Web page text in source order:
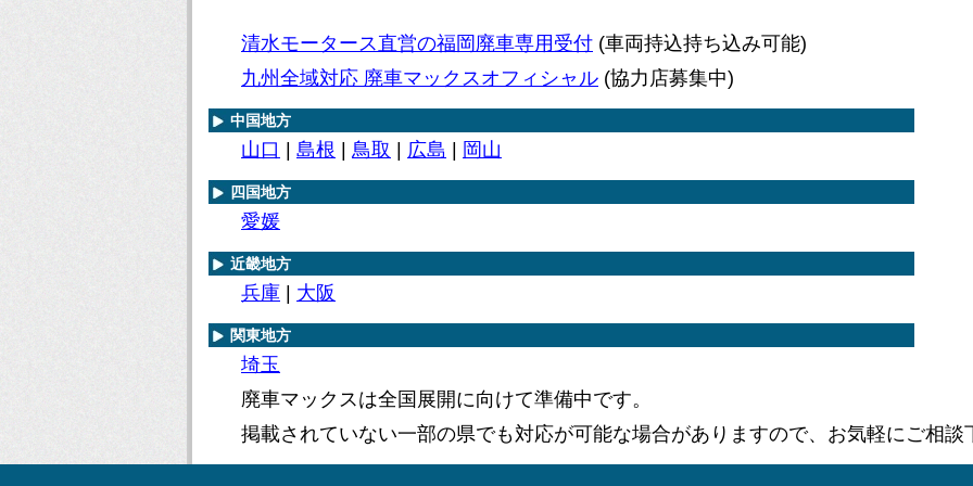
清水モータース直営の福岡廃車専用受付 (車両持込持ち込み可能)
九州全域対応 廃車マックスオフィシャル (協力店募集中)
中国地方
山口 島根 鳥取 広島 岡山
四国地方
愛媛
近畿地方
兵庫 大阪
関東地方
埼玉
廃車マックスは全国展開に向けて準備中です。
掲載されていない一部の県でも対応が可能な場合がありますので、お気軽にご相談